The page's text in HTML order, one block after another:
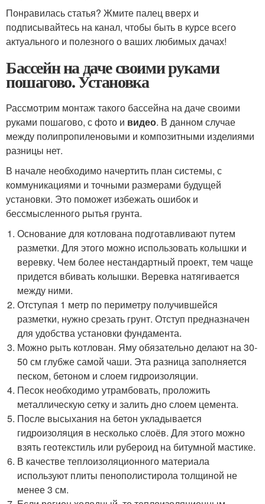
Понравилась статья? Жмите палец вверх и
подписывайтесь на канал, чтобы быть в курсе всего
актуального и полезного о ваших любимых дачах!
Бассейн на даче своими руками
пошагово. Установка
Рассмотрим монтаж такого бассейна на даче своими
руками пошагово, с фото и видео. В данном случае
между полипропиленовыми и композитными изделиями
разницы нет.
В начале необходимо начертить план системы, с
коммуникациями и точными размерами будущей
установки. Это поможет избежать ошибок и
бессмысленного рытья грунта.
Основание для котлована подготавливают путем
разметки. Для этого можно использовать колышки и
веревку. Чем более нестандартный проект, тем чаще
придется вбивать колышки. Веревка натягивается
между ними.
Отступая 1 метр по периметру получившейся
разметки, нужно срезать грунт. Отступ предназначен
для удобства установки фундамента.
Можно рыть котлован. Яму обязательно делают на 30-
50 см глубже самой чаши. Эта разница заполняется
песком, бетоном и слоем гидроизоляции.
Песок необходимо утрамбовать, проложить
металлическую сетку и залить дно слоем цемента.
После высыхания на бетон укладывается
гидроизоляция в несколько слоёв. Для этого можно
взять геотекстиль или рубероид на битумной мастике.
В качестве теплоизоляционного материала
используют плиты пенополистирола толщиной не
менее 3 см.